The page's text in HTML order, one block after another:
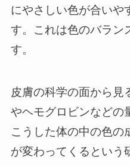
にやさしい色が合いや
す。これは色のバラン
す。
皮膚の科学の面から見
やヘモグロビンなどの
こうした体の中の色の
が変わってくるという